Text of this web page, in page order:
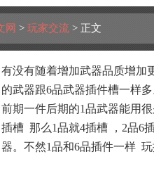
网 > 玩家交流 > 正文
有没有随着增加武器品质增加
的武器跟6品武器插件槽一样
前期一件后期的1品武器能用
插槽 那么1品就4插槽 ，2品6
器。不然1品和6品插件一样